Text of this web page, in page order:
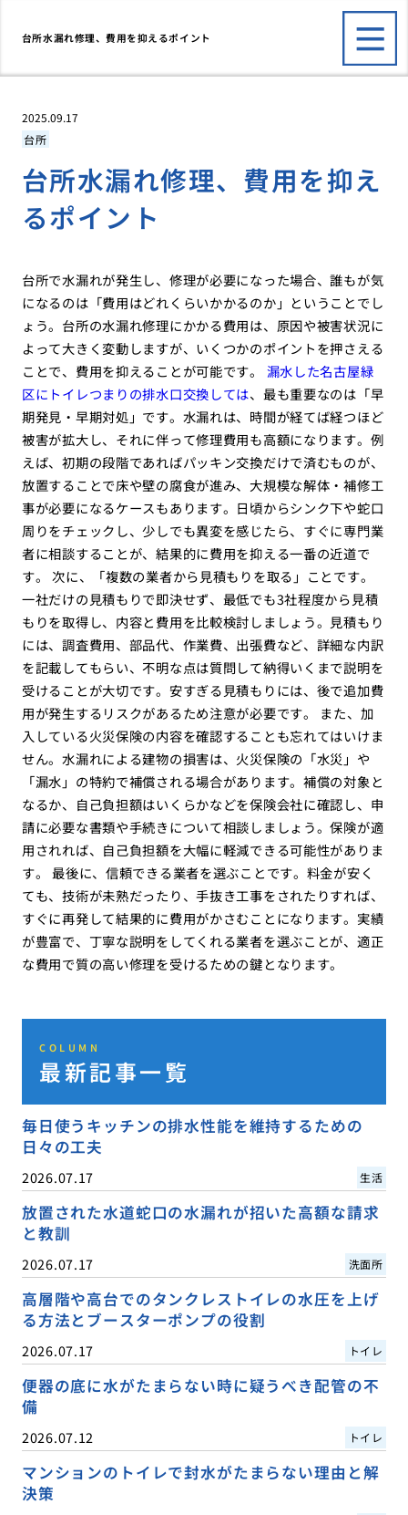
台所水漏れ修理、費用を抑えるポイント
2025.09.17
台所
台所水漏れ修理、費用を抑え
るポイント
台所で水漏れが発生し、修理が必要になった場合、誰もが気
になるのは「費用はどれくらいかかるのか」ということでし
ょう。台所の水漏れ修理にかかる費用は、原因や被害状況に
よって大きく変動しますが、いくつかのポイントを押さえる
ことで、費用を抑えることが可能です。 漏水した名古屋緑
区にトイレつまりの排水口交換しては、最も重要なのは「早
期発見・早期対処」です。水漏れは、時間が経てば経つほど
被害が拡大し、それに伴って修理費用も高額になります。例
えば、初期の段階であればパッキン交換だけで済むものが、
放置することで床や壁の腐食が進み、大規模な解体・補修工
事が必要になるケースもあります。日頃からシンク下や蛇口
周りをチェックし、少しでも異変を感じたら、すぐに専門業
者に相談することが、結果的に費用を抑える一番の近道で
す。 次に、「複数の業者から見積もりを取る」ことです。
一社だけの見積もりで即決せず、最低でも3社程度から見積
もりを取得し、内容と費用を比較検討しましょう。見積もり
には、調査費用、部品代、作業費、出張費など、詳細な内訳
を記載してもらい、不明な点は質問して納得いくまで説明を
受けることが大切です。安すぎる見積もりには、後で追加費
用が発生するリスクがあるため注意が必要です。 また、加
入している火災保険の内容を確認することも忘れてはいけま
せん。水漏れによる建物の損害は、火災保険の「水災」や
「漏水」の特約で補償される場合があります。補償の対象と
なるか、自己負担額はいくらかなどを保険会社に確認し、申
請に必要な書類や手続きについて相談しましょう。保険が適
用されれば、自己負担額を大幅に軽減できる可能性がありま
す。 最後に、信頼できる業者を選ぶことです。料金が安く
ても、技術が未熟だったり、手抜き工事をされたりすれば、
すぐに再発して結果的に費用がかさむことになります。実績
が豊富で、丁寧な説明をしてくれる業者を選ぶことが、適正
な費用で質の高い修理を受けるための鍵となります。
COLUMN
最新記事一覧
毎日使うキッチンの排水性能を維持するための
日々の工夫
2026.07.17 生活
放置された水道蛇口の水漏れが招いた高額な請求
と教訓
2026.07.17 洗面所
高層階や高台でのタンクレストイレの水圧を上げ
る方法とブースターポンプの役割
2026.07.17 トイレ
便器の底に水がたまらない時に疑うべき配管の不
備
2026.07.12 トイレ
マンションのトイレで封水がたまらない理由と解
決策